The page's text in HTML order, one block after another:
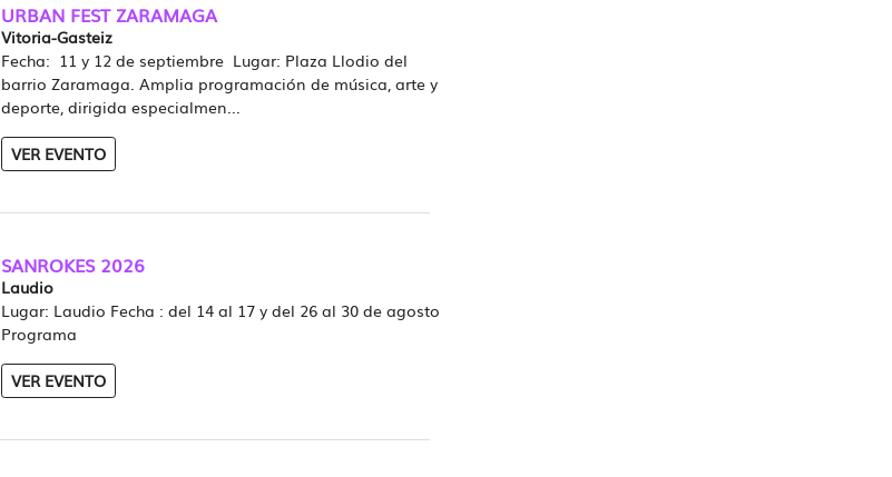
URBAN FEST ZARAMAGA
Vitoria-Gasteiz
Fecha: 11 y 12 de septiembre Lugar: Plaza Llodio del
barrio Zaramaga. Amplia programación de música, arte y
deporte, dirigida especialmen...
VER EVENTO
SANROKES 2026
Laudio
Lugar: Laudio Fecha : del 14 al 17 y del 26 al 30 de agosto
Programa
VER EVENTO